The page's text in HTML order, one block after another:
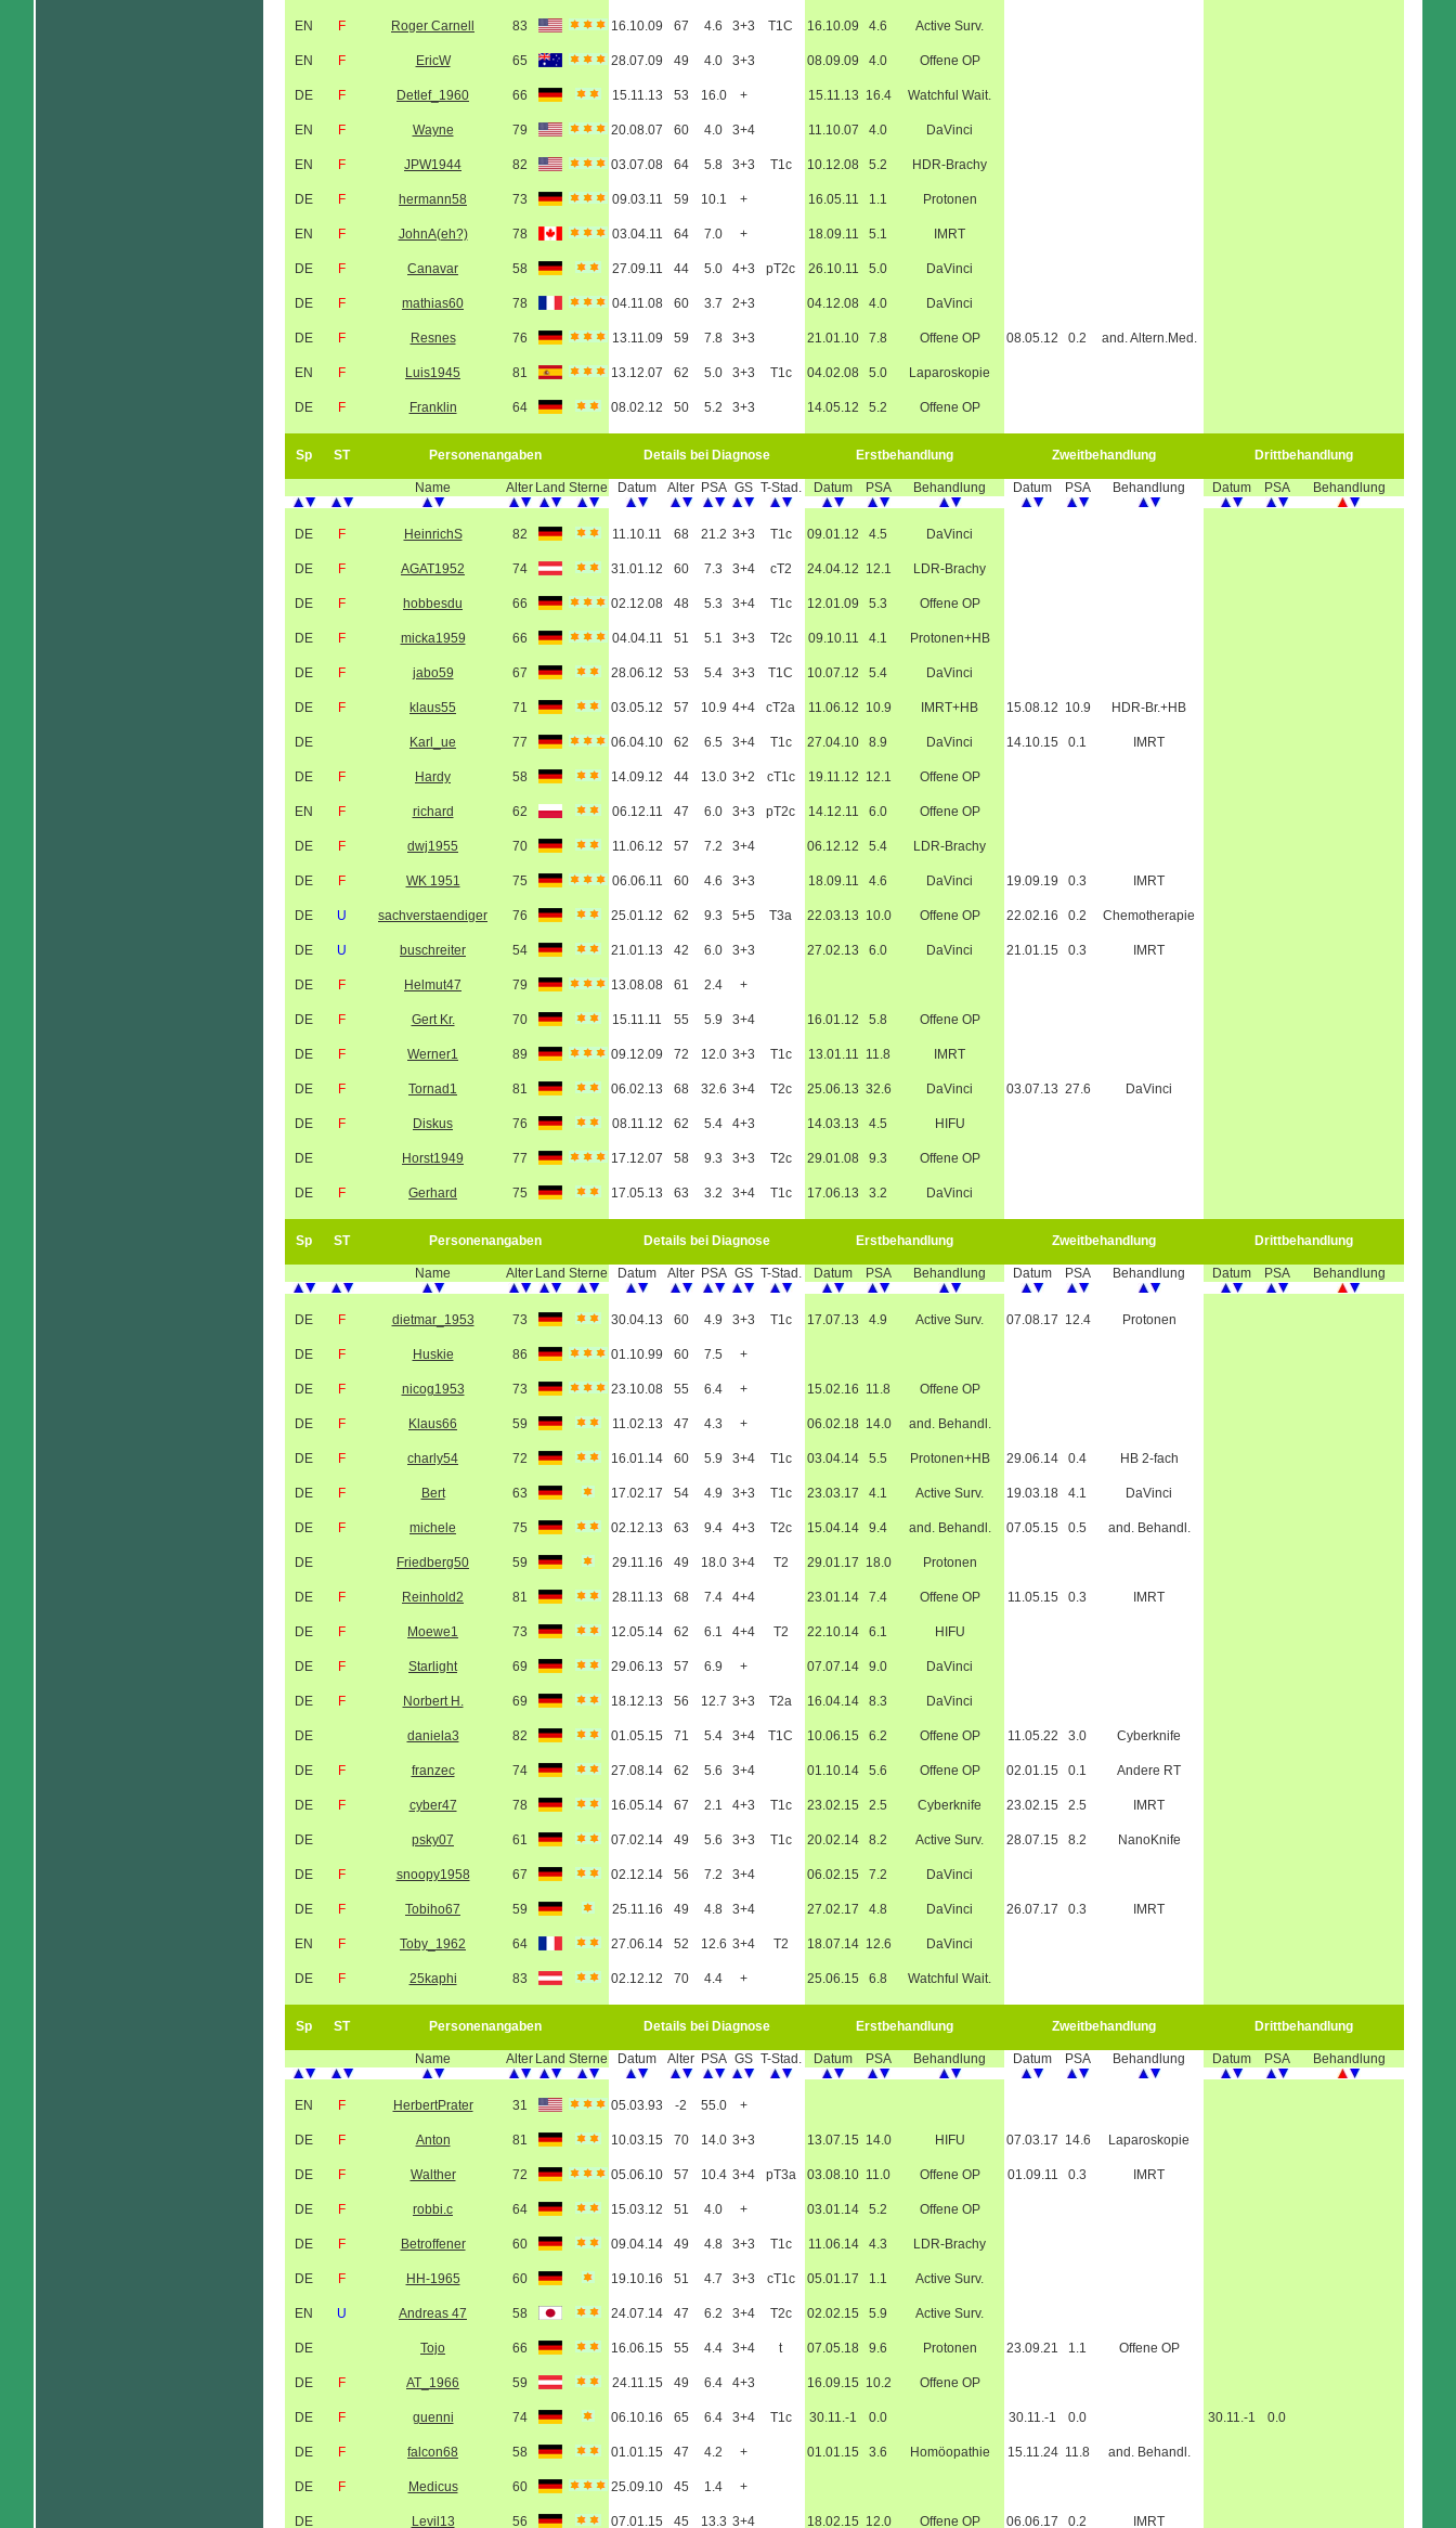
EN F Roger Carnell 83 16.10.09 67 4.6 3+3 T1C 16.10.09 4.6 Active Surv.
EN F EricW 65 28.07.09 49 4.0 3+3 08.09.09 4.0 Offene OP
DE F Detlef_1960 66 15.11.13 53 16.0 + 15.11.13 16.4 Watchful Wait.
EN F Wayne 79 20.08.07 60 4.0 3+4 11.10.07 4.0 DaVinci
EN F JPW1944 82 03.07.08 64 5.8 3+3 T1c 10.12.08 5.2 HDR-Brachy
DE F hermann58 73 09.03.11 59 10.1 + 16.05.11 1.1 Protonen
EN F JohnA(eh?) 78 03.04.11 64 7.0 + 18.09.11 5.1 IMRT
DE F Canavar 58 27.09.11 44 5.0 4+3 pT2c 26.10.11 5.0 DaVinci
DE F mathias60 78 04.11.08 60 3.7 2+3 04.12.08 4.0 DaVinci
DE F Resnes 76 13.11.09 59 7.8 3+3 21.01.10 7.8 Offene OP 08.05.12 0.2 and. Altern.Med.
EN F Luis1945 81 13.12.07 62 5.0 3+3 T1c 04.02.08 5.0 Laparoskopie
DE F Franklin 64 08.02.12 50 5.2 3+3 14.05.12 5.2 Offene OP
Sp ST Personenangaben Details bei Diagnose Erstbehandlung Zweitbehandlung Drittbehandlung
Name Alter Land Sterne Datum Alter PSA GS T-Stad. Datum PSA Behandlung Datum PSA Behandlung Datum PSA Behandlung
DE F HeinrichS 82 11.10.11 68 21.2 3+3 T1c 09.01.12 4.5 DaVinci
DE F AGAT1952 74 31.01.12 60 7.3 3+4 cT2 24.04.12 12.1 LDR-Brachy
DE F hobbesdu 66 02.12.08 48 5.3 3+4 T1c 12.01.09 5.3 Offene OP
DE F micka1959 66 04.04.11 51 5.1 3+3 T2c 09.10.11 4.1 Protonen+HB
DE F jabo59 67 28.06.12 53 5.4 3+3 T1C 10.07.12 5.4 DaVinci
DE F klaus55 71 03.05.12 57 10.9 4+4 cT2a 11.06.12 10.9 IMRT+HB 15.08.12 10.9 HDR-Br.+HB
DE Karl_ue 77 06.04.10 62 6.5 3+4 T1c 27.04.10 8.9 DaVinci 14.10.15 0.1 IMRT
DE F Hardy 58 14.09.12 44 13.0 3+2 cT1c 19.11.12 12.1 Offene OP
EN F richard 62 06.12.11 47 6.0 3+3 pT2c 14.12.11 6.0 Offene OP
DE F dwj1955 70 11.06.12 57 7.2 3+4 06.12.12 5.4 LDR-Brachy
DE F WK 1951 75 06.06.11 60 4.6 3+3 18.09.11 4.6 DaVinci 19.09.19 0.3 IMRT
DE U sachverstaendiger 76 25.01.12 62 9.3 5+5 T3a 22.03.13 10.0 Offene OP 22.02.16 0.2 Chemotherapie
DE U buschreiter 54 21.01.13 42 6.0 3+3 27.02.13 6.0 DaVinci 21.01.15 0.3 IMRT
DE F Helmut47 79 13.08.08 61 2.4 +
DE F Gert Kr. 70 15.11.11 55 5.9 3+4 16.01.12 5.8 Offene OP
DE F Werner1 89 09.12.09 72 12.0 3+3 T1c 13.01.11 11.8 IMRT
DE F Tornad1 81 06.02.13 68 32.6 3+4 T2c 25.06.13 32.6 DaVinci 03.07.13 27.6 DaVinci
DE F Diskus 76 08.11.12 62 5.4 4+3 14.03.13 4.5 HIFU
DE Horst1949 77 17.12.07 58 9.3 3+3 T2c 29.01.08 9.3 Offene OP
DE F Gerhard 75 17.05.13 63 3.2 3+4 T1c 17.06.13 3.2 DaVinci
Sp ST Personenangaben Details bei Diagnose Erstbehandlung Zweitbehandlung Drittbehandlung
Name Alter Land Sterne Datum Alter PSA GS T-Stad. Datum PSA Behandlung Datum PSA Behandlung Datum PSA Behandlung
DE F dietmar_1953 73 30.04.13 60 4.9 3+3 T1c 17.07.13 4.9 Active Surv. 07.08.17 12.4 Protonen
DE F Huskie 86 01.10.99 60 7.5 +
DE F nicog1953 73 23.10.08 55 6.4 + 15.02.16 11.8 Offene OP
DE F Klaus66 59 11.02.13 47 4.3 + 06.02.18 14.0 and. Behandl.
DE F charly54 72 16.01.14 60 5.9 3+4 T1c 03.04.14 5.5 Protonen+HB 29.06.14 0.4 HB 2-fach
DE F Bert 63 17.02.17 54 4.9 3+3 T1c 23.03.17 4.1 Active Surv. 19.03.18 4.1 DaVinci
DE F michele 75 02.12.13 63 9.4 4+3 T2c 15.04.14 9.4 and. Behandl. 07.05.15 0.5 and. Behandl.
DE Friedberg50 59 29.11.16 49 18.0 3+4 T2 29.01.17 18.0 Protonen
DE F Reinhold2 81 28.11.13 68 7.4 4+4 23.01.14 7.4 Offene OP 11.05.15 0.3 IMRT
DE F Moewe1 73 12.05.14 62 6.1 4+4 T2 22.10.14 6.1 HIFU
DE F Starlight 69 29.06.13 57 6.9 + 07.07.14 9.0 DaVinci
DE F Norbert H. 69 18.12.13 56 12.7 3+3 T2a 16.04.14 8.3 DaVinci
DE daniela3 82 01.05.15 71 5.4 3+4 T1C 10.06.15 6.2 Offene OP 11.05.22 3.0 Cyberknife
DE F franzec 74 27.08.14 62 5.6 3+4 01.10.14 5.6 Offene OP 02.01.15 0.1 Andere RT
DE F cyber47 78 16.05.14 67 2.1 4+3 T1c 23.02.15 2.5 Cyberknife 23.02.15 2.5 IMRT
DE psky07 61 07.02.14 49 5.6 3+3 T1c 20.02.14 8.2 Active Surv. 28.07.15 8.2 NanoKnife
DE F snoopy1958 67 02.12.14 56 7.2 3+4 06.02.15 7.2 DaVinci
DE F Tobiho67 59 25.11.16 49 4.8 3+4 27.02.17 4.8 DaVinci 26.07.17 0.3 IMRT
EN F Toby_1962 64 27.06.14 52 12.6 3+4 T2 18.07.14 12.6 DaVinci
DE F 25kaphi 83 02.12.12 70 4.4 + 25.06.15 6.8 Watchful Wait.
Sp ST Personenangaben Details bei Diagnose Erstbehandlung Zweitbehandlung Drittbehandlung
Name Alter Land Sterne Datum Alter PSA GS T-Stad. Datum PSA Behandlung Datum PSA Behandlung Datum PSA Behandlung
EN F HerbertPrater 31 05.03.93 -2 55.0 +
DE F Anton 81 10.03.15 70 14.0 3+3 13.07.15 14.0 HIFU 07.03.17 14.6 Laparoskopie
DE F Walther 72 05.06.10 57 10.4 3+4 pT3a 03.08.10 11.0 Offene OP 01.09.11 0.3 IMRT
DE F robbi.c 64 15.03.12 51 4.0 + 03.01.14 5.2 Offene OP
DE F Betroffener 60 09.04.14 49 4.8 3+3 T1c 11.06.14 4.3 LDR-Brachy
DE F HH-1965 60 19.10.16 51 4.7 3+3 cT1c 05.01.17 1.1 Active Surv.
EN U Andreas 47 58 24.07.14 47 6.2 3+4 T2c 02.02.15 5.9 Active Surv.
DE Tojo 66 16.06.15 55 4.4 3+4 t 07.05.18 9.6 Protonen 23.09.21 1.1 Offene OP
DE F AT_1966 59 24.11.15 49 6.4 4+3 16.09.15 10.2 Offene OP
DE F guenni 74 06.10.16 65 6.4 3+4 T1c 30.11.-1 0.0 30.11.-1 0.0 30.11.-1 0.0
DE F falcon68 58 01.01.15 47 4.2 + 01.01.15 3.6 Homöopathie 15.11.24 11.8 and. Behandl.
DE F Medicus 60 25.09.10 45 1.4 +
DE Levil13 56 07.01.15 45 13.3 3+4 18.02.15 12.0 Offene OP 06.06.17 0.2 IMRT